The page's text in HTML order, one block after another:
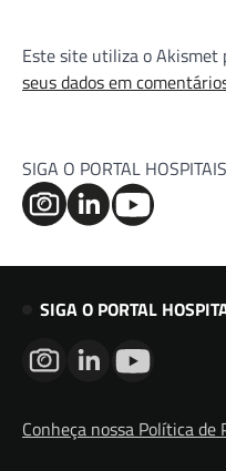
Este site utiliza o Akismet
seus dados em
SIGA O PORTAL
SIGA O PORTAL
Conheça nossa Política de